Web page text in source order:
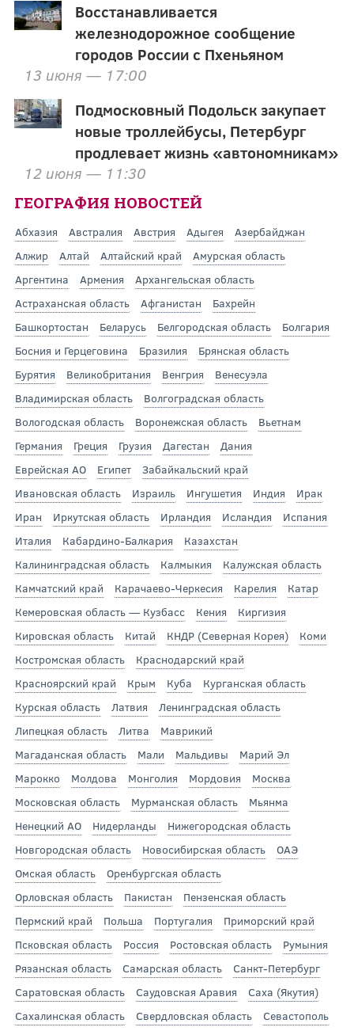
Восстанавливается
железнодорожное сообщение
городов России с Пхеньяном
13 июня — 17:00
Подмосковный Подольск закупает
новые троллейбусы, Петербург
продлевает жизнь «автономникам»
12 июня — 11:30
ГЕОГРАФИЯ НОВОСТЕЙ
Абхазия Австралия Австрия Адыгея
Азербайджан
Алжир
Алтай Алтайский край
Амурская область
Аргентина
Армения
Архангельская область
Астраханская область
Афганистан
Бахрейн
Башкортостан
Беларусь Белгородская область
Болгария
Босния и Герцеговина
Бразилия
Брянская область
Бурятия
Великобритания Венгрия
Венесуэла
Владимирская область
Волгоградская область
Вологодская область
Воронежская область
Вьетнам
Германия
Греция Грузия Дагестан
Дания
Еврейская АО
Египет
Забайкальский край
Ивановская область
Израиль Ингушетия Индия
Ирак
Иран
Иркутская область Ирландия Исландия
Испания
Италия
Кабардино-Балкария
Казахстан
Калининградская область
Калмыкия
Калужская область
Камчатский край
Карачаево-Черкесия Карелия
Катар
Кемеровская область — Кузбасс
Кения
Киргизия
Кировская область
Китай КНДР (Северная Корея)
Коми
Костромская область
Краснодарский край
Красноярский край
Крым Куба
Курганская область
Курская область
Латвия
Ленинградская область
Липецкая область
Литва
Маврикий
Магаданская область
Мали Мальдивы
Марий Эл
Марокко
Молдова Монголия Мордовия
Москва
Московская область
Мурманская область
Мьянма
Ненецкий АО
Нидерланды
Нижегородская область
Новгородская область
Новосибирская область
ОАЭ
Омская область
Оренбургская область
Орловская область
Пакистан
Пензенская область
Пермский край
Польша Португалия
Приморский край
Псковская область
Россия Ростовская область
Румыния
Рязанская область
Самарская область
Санкт-Петербург
Саратовская область
Саудовская Аравия
Саха (Якутия)
Сахалинская область
Свердловская область
Севастополь